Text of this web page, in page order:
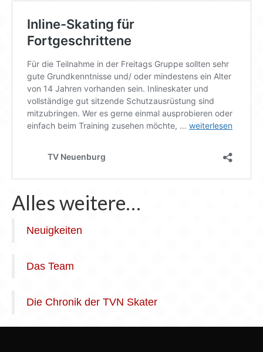
Alles weitere…
Neuigkeiten
Das Team
Die Chronik der TVN Skater